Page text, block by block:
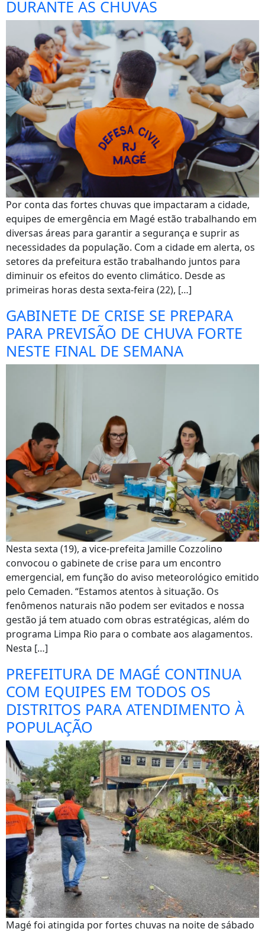
DURANTE AS CHUVAS
Por conta das fortes chuvas que impactaram a cidade,
equipes de emergência em Magé estão trabalhando em
diversas áreas para garantir a segurança e suprir as
necessidades da população. Com a cidade em alerta, os
setores da prefeitura estão trabalhando juntos para
diminuir os efeitos do evento climático. Desde as
primeiras horas desta sexta-feira (22), […]
GABINETE DE CRISE SE PREPARA
PARA PREVISÃO DE CHUVA FORTE
NESTE FINAL DE SEMANA
Nesta sexta (19), a vice-prefeita Jamille Cozzolino
convocou o gabinete de crise para um encontro
emergencial, em função do aviso meteorológico emitido
pelo Cemaden. “Estamos atentos à situação. Os
fenômenos naturais não podem ser evitados e nossa
gestão já tem atuado com obras estratégicas, além do
programa Limpa Rio para o combate aos alagamentos.
Nesta […]
PREFEITURA DE MAGÉ CONTINUA
COM EQUIPES EM TODOS OS
DISTRITOS PARA ATENDIMENTO À
POPULAÇÃO
Magé foi atingida por fortes chuvas na noite de sábado